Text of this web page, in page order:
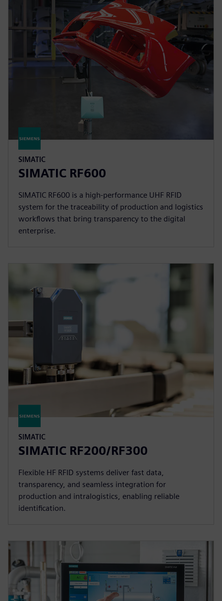
SIMATIC
SIMATIC RF600
SIMATIC RF600 is a high-performance UHF RFID
system for the traceability of production and logistics
workflows that bring transparency to the digital
enterprise.
SIMATIC
SIMATIC RF200/RF300
Flexible HF RFID systems deliver fast data,
transparency, and seamless integration for
production and intralogistics, enabling reliable
identification.